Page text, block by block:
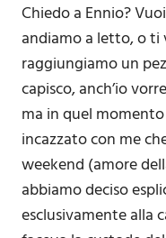
Chiedo a Ennio?
andiamo a letto, o ti
raggiungiamo un
capisco, anch’io
ma in quel
incazzato con me
weekend (amore
abbiamo deciso
esclusivamente alla